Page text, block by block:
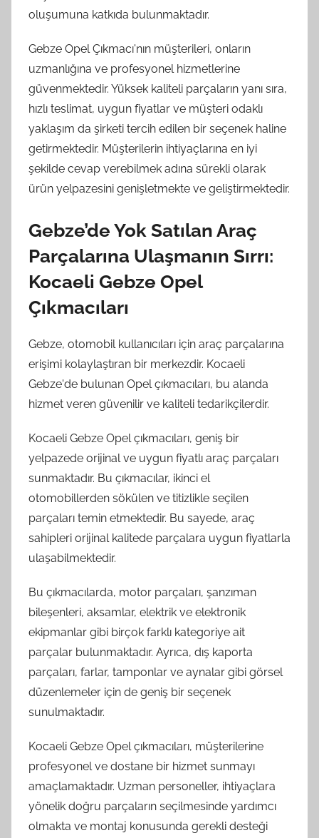
oluşumuna katkıda bulunmaktadır.
Gebze Opel Çıkmacı'nın müşterileri, onların
uzmanlığına ve profesyonel hizmetlerine
güvenmektedir. Yüksek kaliteli parçaların yanı sıra,
hızlı teslimat, uygun fiyatlar ve müşteri odaklı
yaklaşım da şirketi tercih edilen bir seçenek haline
getirmektedir. Müşterilerin ihtiyaçlarına en iyi
şekilde cevap verebilmek adına sürekli olarak
ürün yelpazesini genişletmekte ve geliştirmektedir.
Gebze’de Yok Satılan Araç
Parçalarına Ulaşmanın Sırrı:
Kocaeli Gebze Opel
Çıkmacıları
Gebze, otomobil kullanıcıları için araç parçalarına
erişimi kolaylaştıran bir merkezdir. Kocaeli
Gebze'de bulunan Opel çıkmacıları, bu alanda
hizmet veren güvenilir ve kaliteli tedarikçilerdir.
Kocaeli Gebze Opel çıkmacıları, geniş bir
yelpazede orijinal ve uygun fiyatlı araç parçaları
sunmaktadır. Bu çıkmacılar, ikinci el
otomobillerden sökülen ve titizlikle seçilen
parçaları temin etmektedir. Bu sayede, araç
sahipleri orijinal kalitede parçalara uygun fiyatlarla
ulaşabilmektedir.
Bu çıkmacılarda, motor parçaları, şanzıman
bileşenleri, aksamlar, elektrik ve elektronik
ekipmanlar gibi birçok farklı kategoriye ait
parçalar bulunmaktadır. Ayrıca, dış kaporta
parçaları, farlar, tamponlar ve aynalar gibi görsel
düzenlemeler için de geniş bir seçenek
sunulmaktadır.
Kocaeli Gebze Opel çıkmacıları, müşterilerine
profesyonel ve dostane bir hizmet sunmayı
amaçlamaktadır. Uzman personeller, ihtiyaçlara
yönelik doğru parçaların seçilmesinde yardımcı
olmakta ve montaj konusunda gerekli desteği